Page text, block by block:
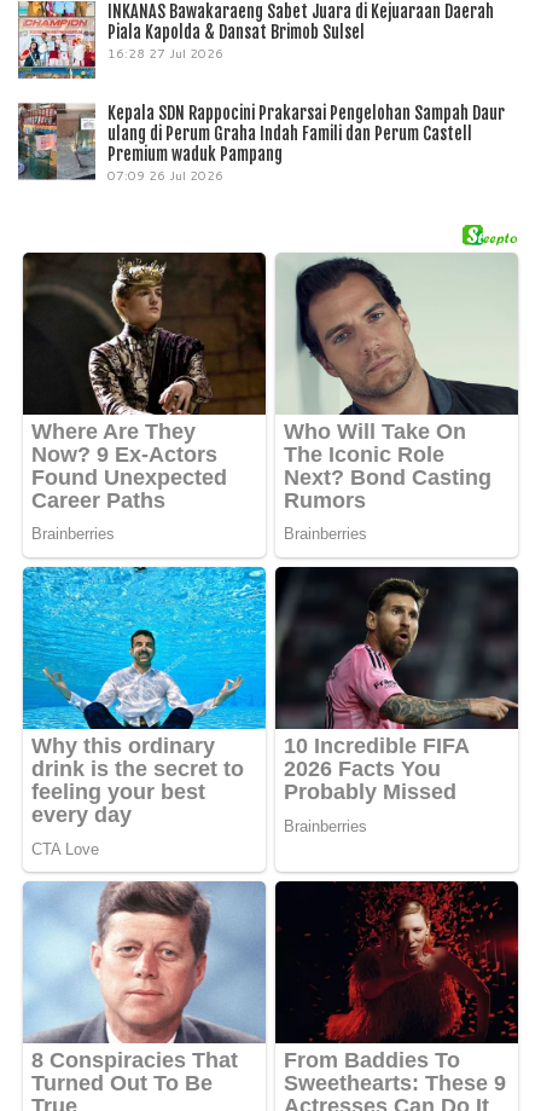
INKANAS Bawakaraeng Sabet Juara di Kejuaraan Daerah
Piala Kapolda & Dansat Brimob Sulsel
16:28 27 Jul 2026
Kepala SDN Rappocini Prakarsai Pengelohan Sampah Daur
ulang di Perum Graha Indah Famili dan Perum Castell
Premium waduk Pampang
07:09 26 Jul 2026